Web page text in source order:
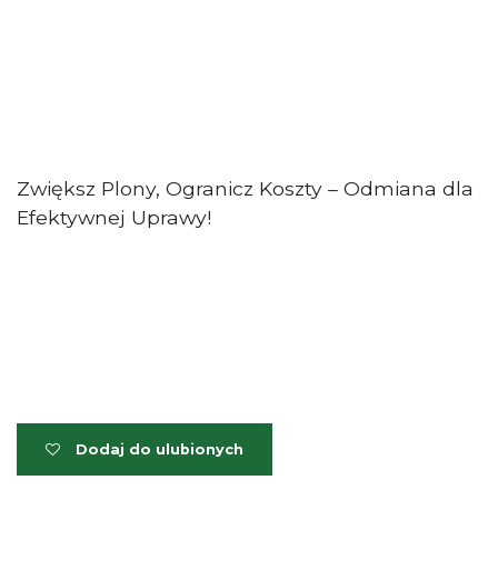
Zwiększ Plony, Ogranicz Koszty – Odmiana dla
Efektywnej Uprawy!
Dodaj do ulubionych